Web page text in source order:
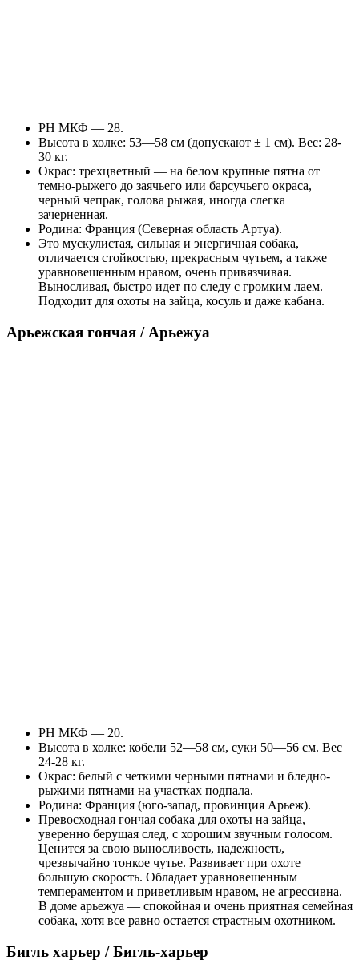
РН МКФ — 28.
Высота в холке: 53—58 см (допускают ± 1 см). Вес: 28-
30 кг.
Окрас: трехцветный — на белом крупные пятна от
темно-рыжего до заячьего или барсучьего окраса,
черный чепрак, голова рыжая, иногда слегка
зачерненная.
Родина: Франция (Северная область Артуа).
Это мускулистая, сильная и энергичная собака,
отличается стойкостью, прекрасным чутьем, а также
уравновешенным нравом, очень привязчивая.
Выносливая, быстро идет по следу с громким лаем.
Подходит для охоты на зайца, косуль и даже кабана.
Арьежская гончая / Арьежуа
РН МКФ — 20.
Высота в холке: кобели 52—58 см, суки 50—56 см. Вес
24-28 кг.
Окрас: белый с четкими черными пятнами и бледно-
рыжими пятнами на участках подпала.
Родина: Франция (юго-запад, провинция Арьеж).
Превосходная гончая собака для охоты на зайца,
уверенно берущая след, с хорошим звучным голосом.
Ценится за свою выносливость, надежность,
чрезвычайно тонкое чутье. Развивает при охоте
большую скорость. Обладает уравновешенным
темпераментом и приветливым нравом, не агрессивна.
В доме арьежуа — спокойная и очень приятная семейная
собака, хотя все равно остается страстным охотником.
Бигль харьер / Бигль-харьер